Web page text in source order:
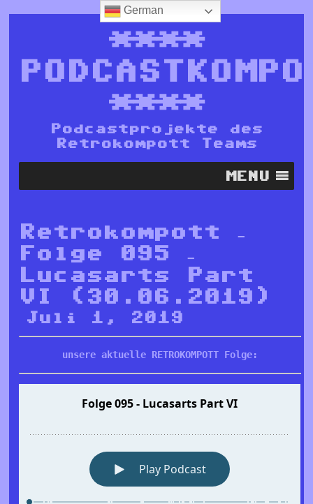
****
****
Podcastprojekte des
Retrokompott Teams
MENU
Retrokompott –
Folge 095 –
Lucasarts Part
VI (30.06.2019)
Juli 1, 2019
unsere aktuelle RETROKOMPOTT Folge:
German